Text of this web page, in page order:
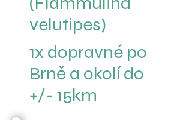
velutipes)
1x dopravné po
Brně a okolí do
+/- 15km